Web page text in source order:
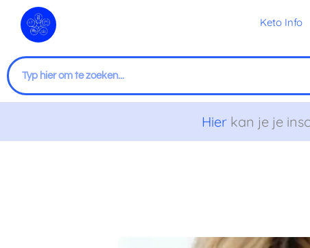
naar
inhoud
Keto Info
Zoeken
Hierkan je je